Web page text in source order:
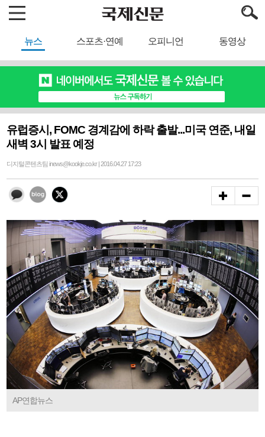
뉴스 스포츠·연예 오피니언 동영상
유럽증시, FOMC 경계감에 하락 출발...미국 연준, 내일
새벽 3시 발표 예정
디지털콘텐츠팀 inews@kookje.co.kr | 2016.04.27 17:23
AP연합뉴스